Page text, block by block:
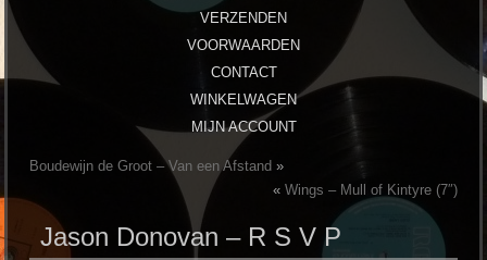
VERZENDEN
VOORWAARDEN
CONTACT
WINKELWAGEN
MIJN ACCOUNT
Boudewijn de Groot – Van een Afstand »
« Wings – Mull of Kintyre (7″)
Jason Donovan ‎– R S V P